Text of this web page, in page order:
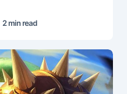
2 min read